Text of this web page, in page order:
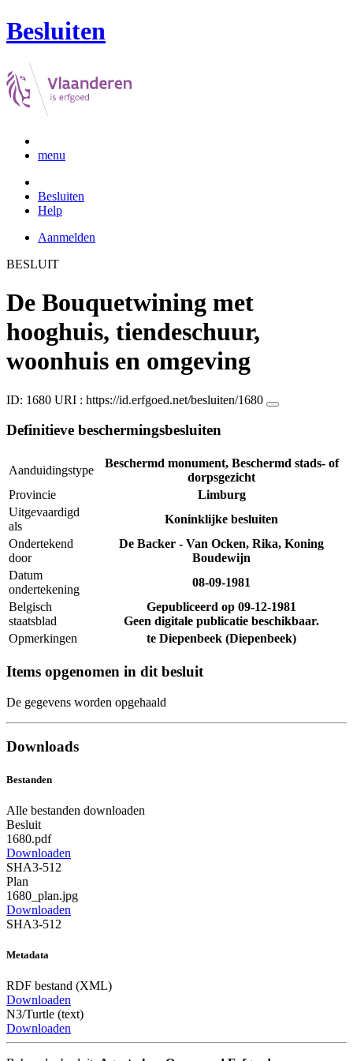
Besluiten
menu
Besluiten
Help
Aanmelden
BESLUIT
De Bouquetwining met
hooghuis, tiendeschuur,
woonhuis en omgeving
ID: 1680 URI : https://id.erfgoed.net/besluiten/1680
Definitieve beschermingsbesluiten
Aanduidingstype
Beschermd monument, Beschermd stads- of
dorpsgezicht
Provincie
Limburg
Uitgevaardigd
als
Koninklijke besluiten
Ondertekend
door
De Backer - Van Ocken, Rika, Koning
Boudewijn
Datum
ondertekening
08-09-1981
Belgisch
staatsblad
Gepubliceerd op 09-12-1981
Geen digitale publicatie beschikbaar.
Opmerkingen
te Diepenbeek (Diepenbeek)
Items opgenomen in dit besluit
De gegevens worden opgehaald
Downloads
Bestanden
Alle bestanden downloaden
Besluit
1680.pdf
Downloaden
SHA3-512
Plan
1680_plan.jpg
Downloaden
SHA3-512
Metadata
RDF bestand (XML)
Downloaden
N3/Turtle (text)
Downloaden